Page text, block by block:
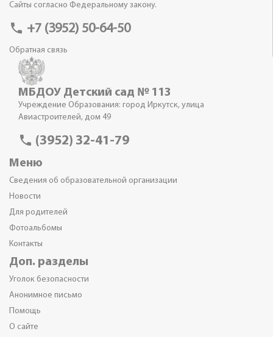
Сайты согласно Федеральному закону.
phone +7 (3952) 50-64-50
Обратная связь
МБДОУ Детский сад № 113
Учреждение Образования: город Иркутск, улица
Авиастроителей, дом 49
phone (3952) 32-41-79
Меню
Сведения об образовательной организации
Новости
Для родителей
Фотоальбомы
Контакты
Доп. разделы
Уголок безопасности
Анонимное письмо
Помощь
О сайте